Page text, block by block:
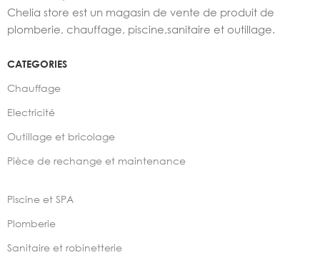
Chelia store est un magasin de vente de produit de
plomberie, chauffage, piscine,sanitaire et outillage.
CATEGORIES
Chauffage
Electricité
Outillage et bricolage
Pièce de rechange et maintenance
Piscine et SPA
Plomberie
Sanitaire et robinetterie